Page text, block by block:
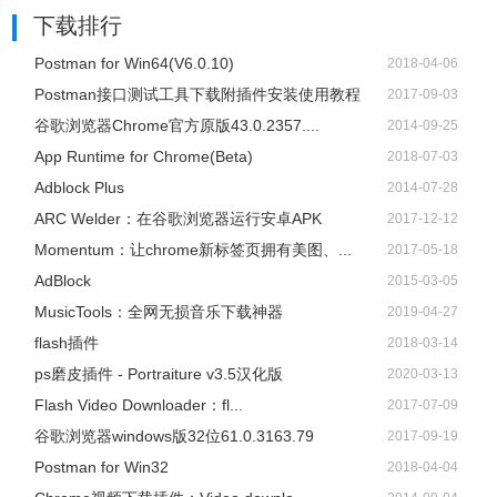
下载排行
Postman for Win64(V6.0.10) 2018-04-06
Postman接口测试工具下载附插件安装使用教程 2017-09-03
谷歌浏览器Chrome官方原版43.0.2357.... 2014-09-25
App Runtime for Chrome(Beta) 2018-07-03
Adblock Plus 2014-07-28
ARC Welder：在谷歌浏览器运行安卓APK 2017-12-12
Momentum：让chrome新标签页拥有美图、... 2017-05-18
AdBlock 2015-03-05
​MusicTools：全网无损音乐下载神器 2019-04-27
flash插件 2018-03-14
ps磨皮插件 - Portraiture v3.5汉化版 2020-03-13
Flash Video Downloader：fl... 2017-07-09
谷歌浏览器windows版32位61.0.3163.79 2017-09-19
Postman for Win32 2018-04-04